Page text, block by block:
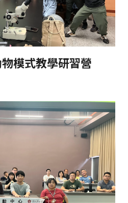
模式教學研習營